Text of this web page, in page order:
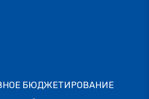
БЮДЖЕТИРОВАНИЕ